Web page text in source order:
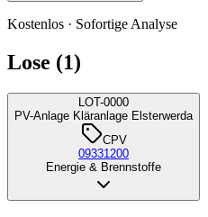
Kostenlos · Sofortige Analyse
Lose (1)
LOT-0000
PV-Anlage Kläranlage Elsterwerda
CPV
09331200
Energie & Brennstoffe